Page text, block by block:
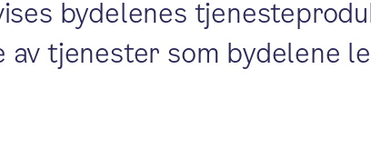
bydelenes
tjenester som bydelene